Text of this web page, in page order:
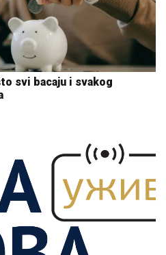
svi bacaju i svakog